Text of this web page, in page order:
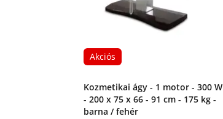
Akciós
Kozmetikai ágy - 1 motor - 300 W
- 200 x 75 x 66 - 91 cm - 175 kg -
barna / fehér